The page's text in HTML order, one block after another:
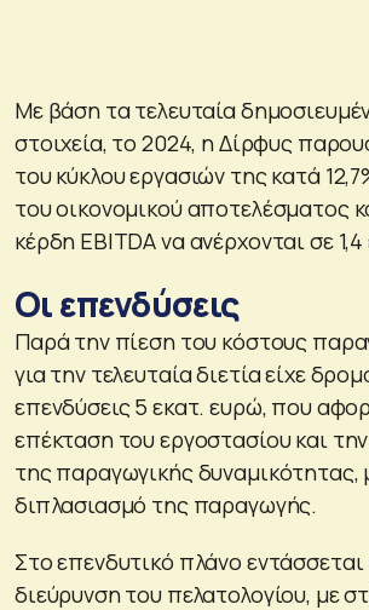
Με βάση τα τελευταία
στοιχεία, το 2024, η Δίρφυς
του κύκλου εργασιών της κατά
του οικονομικού αποτελέσματος
κέρδη EBITDA να ανέρχονται σε
Οι επενδύσεις
Παρά την πίεση του κόστους
για την τελευταία διετία είχε
επενδύσεις 5 εκατ. ευρώ, που
επέκταση του εργοστασίου και
της παραγωγικής δυναμικότητας,
διπλασιασμό της παραγωγής.
Στο επενδυτικό πλάνο εντάσσεται
διεύρυνση του πελατολογίου, με